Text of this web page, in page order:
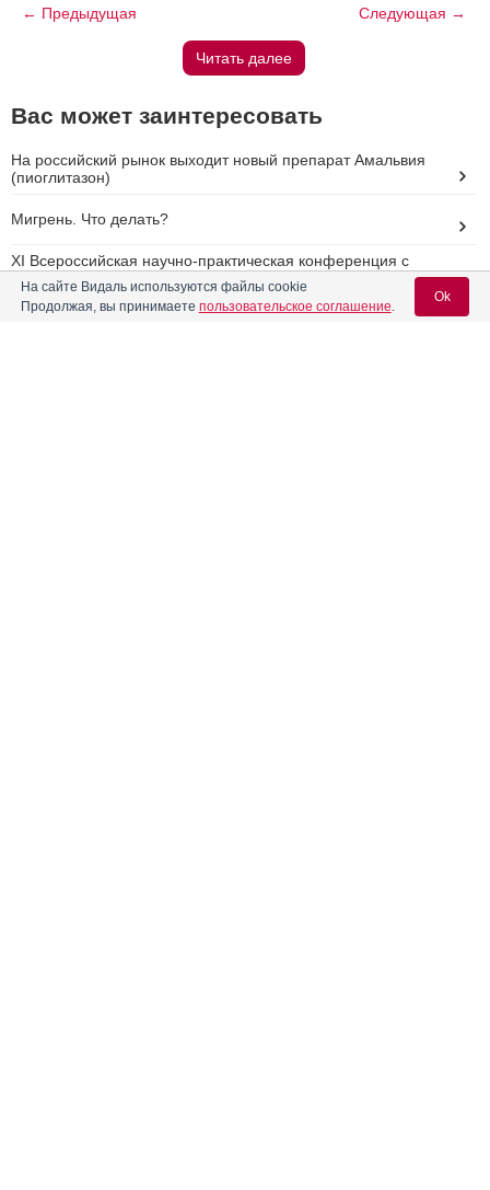
← Предыдущая Следующая →
Читать далее
Вас может заинтересовать
На российский рынок выходит новый препарат Амальвия
(пиоглитазон)
Мигрень. Что делать?
XI Всероссийская научно-практическая конференция с
международным участием МЕДИЦИНА И КАЧЕСТВО – 2018
100-я региональная сессия для врачей «Амбулаторный
На сайте Видаль используются файлы cookie
Продолжая, вы принимаете пользовательское соглашение.
Ok